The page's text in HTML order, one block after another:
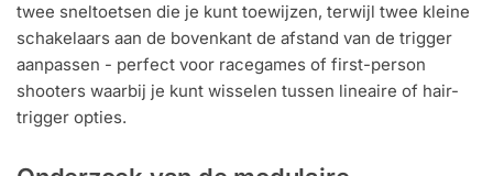
twee sneltoetsen die je kunt toewijzen, terwijl twee kleine
schakelaars aan de bovenkant de afstand van de trigger
aanpassen - perfect voor racegames of first-person
shooters waarbij je kunt wisselen tussen lineaire of hair-
trigger opties.